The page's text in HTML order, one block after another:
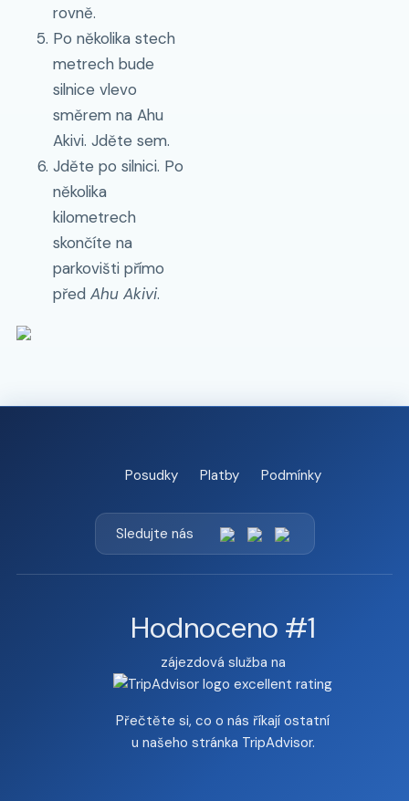
rovně.
Po několika stech
metrech bude
silnice vlevo
směrem na Ahu
Akivi. Jděte sem.
Jděte po silnici. Po
několika
kilometrech
skončíte na
parkovišti přímo
před Ahu Akivi.
Posudky Platby Podmínky
Sledujte nás
Hodnoceno #1
zájezdová služba na
Přečtěte si, co o nás říkají ostatní
u našeho stránka TripAdvisor.